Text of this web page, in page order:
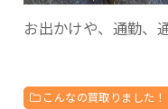
お出かけや、通勤、
こんなの買取りました！